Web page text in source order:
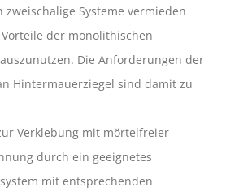
zweischalige Systeme vermieden
der monolithischen
Die Anforderungen der
Hintermauerziegel sind damit zu
Verklebung mit mörtelfreier
durch ein geeignetes
mit entsprechenden